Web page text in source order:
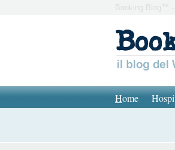
Booking Blog™
Home